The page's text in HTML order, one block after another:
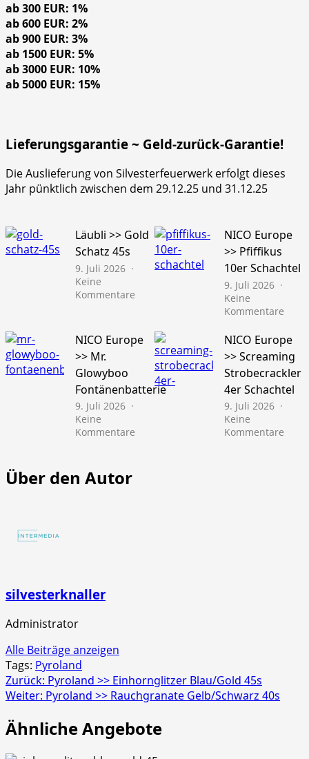
ab 300 EUR: 1%
ab 600 EUR: 2%
ab 900 EUR: 3%
ab 1500 EUR: 5%
ab 3000 EUR: 10%
ab 5000 EUR: 15%
Lieferungsgarantie ~ Geld-zurück-Garantie!
Die Auslieferung von Silvesterfeuerwerk erfolgt dieses
Jahr pünktlich zwischen dem 29.12.25 und 31.12.25
Läubli >> Gold
Schatz 45s
9. Juli 2026
Keine
Kommentare
Gold
Schatz
NICO Europe
>> Pfiffikus
10er Schachtel
9. Juli 2026
Keine
Kommentare
10er
NICO Europe
>> Mr.
Glowyboo
Fontänenbatterie
9. Juli 2026
Keine
Kommentare
NICO Europe
>> Screaming
Strobecrackler
4er Schachtel
9. Juli 2026
Keine
Kommentare
Über den Autor
silvesterknaller
Administrator
Alle Beiträge anzeigen
Tags: Pyroland
Beitragsnavigation
Zurück: Pyroland >> Einhornglitzer Blau/Gold 45s
Weiter: Pyroland >> Rauchgranate Gelb/Schwarz 40s
Ähnliche Angebote